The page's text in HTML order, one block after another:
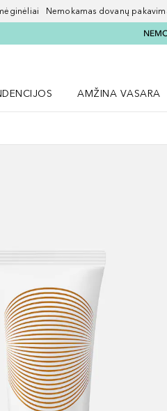
Nemokamas dovanų
AMŽINA VASARA